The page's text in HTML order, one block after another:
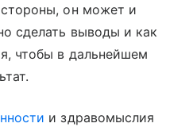
он может и
сделать выводы и как
чтобы в дальнейшем
и здравомыслия